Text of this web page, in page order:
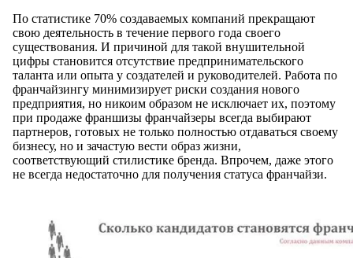
По статистике 70% создаваемых компаний прекращают
свою деятельность в течение первого года своего
существования. И причиной для такой внушительной
цифры становится отсутствие предпринимательского
таланта или опыта у создателей и руководителей. Работа по
франчайзингу минимизирует риски создания нового
предприятия, но никоим образом не исключает их, поэтому
при продаже франшизы франчайзеры всегда выбирают
партнеров, готовых не только полностью отдаваться своему
бизнесу, но и зачастую вести образ жизни,
соответствующий стилистике бренда. Впрочем, даже этого
не всегда недостаточно для получения статуса франчайзи.